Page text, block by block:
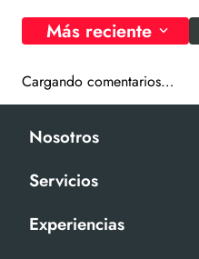
Más reciente
Cargando comentarios…
Nosotros
Servicios
Experiencias